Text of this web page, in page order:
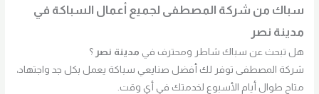
سباك من شركة المصطفى لجميع أعمال السباكة في
مدينة نصر
هل تبحث عن سباك شاطر ومحترف في مدينة نصر؟
شركة المصطفى توفر لك أفضل صنايعي سباكة يعمل بكل جد واجتهاد،
متاح طوال أيام الأسبوع لخدمتك في أي وقت.